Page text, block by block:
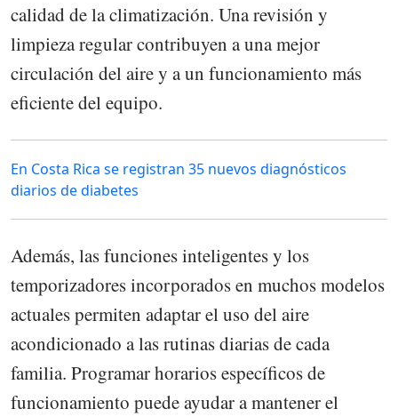
calidad de la climatización. Una revisión y
limpieza regular contribuyen a una mejor
circulación del aire y a un funcionamiento más
eficiente del equipo.
En Costa Rica se registran 35 nuevos diagnósticos
diarios de diabetes
Además, las funciones inteligentes y los
temporizadores incorporados en muchos modelos
actuales permiten adaptar el uso del aire
acondicionado a las rutinas diarias de cada
familia. Programar horarios específicos de
funcionamiento puede ayudar a mantener el